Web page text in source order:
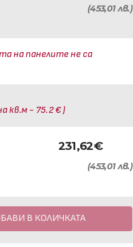
(453,01 лв.)
на панелите не са
(Цена на кв.м - 75.2 € )
231,62€
(453,01 лв.)
В КОЛИЧКАТА